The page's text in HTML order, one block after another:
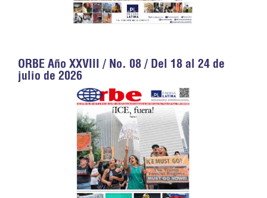
ORBE Año XXVIII / No. 08 / Del 18 al 24 de
julio de 2026